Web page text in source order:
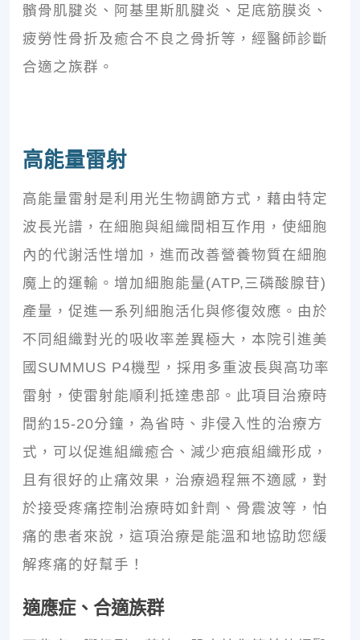
髕骨肌腱炎、阿基里斯肌腱炎、足底筋膜炎、
疲勞性骨折及癒合不良之骨折等，經醫師診斷
合適之族群。
高能量雷射
高能量雷射是利用光生物調節方式，藉由特定
波長光譜，在細胞與組織間相互作用，使細胞
內的代謝活性增加，進而改善營養物質在細胞
魔上的運輸。增加細胞能量(ATP,三磷酸腺苷)
產量，促進一系列細胞活化與修復效應。由於
不同組織對光的吸收率差異極大，本院引進美
國SUMMUS P4機型，採用多重波長與高功率
雷射，使雷射能順利抵達患部。此項目治療時
間約15-20分鐘，為省時、非侵入性的治療方
式，可以促進組織癒合、減少疤痕組織形成，
且有很好的止痛效果，治療過程無不適感，對
於接受疼痛控制治療時如針劑、骨震波等，怕
痛的患者來說，這項治療是能溫和地協助您緩
解疼痛的好幫手！
適應症、合適族群